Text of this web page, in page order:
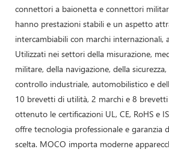
connettori a baionetta e connettori
hanno prestazioni stabili e un aspetto
intercambiabili con marchi internazionali,
Utilizzati nei settori della misurazione,
militare, della navigazione, della
controllo industriale, automobilistico e
10 brevetti di utilità, 2 marchi e 8
ottenuto le certificazioni UL, CE, RoHS e
offre tecnologia professionale e garanzia
scelta. MOCO importa moderne